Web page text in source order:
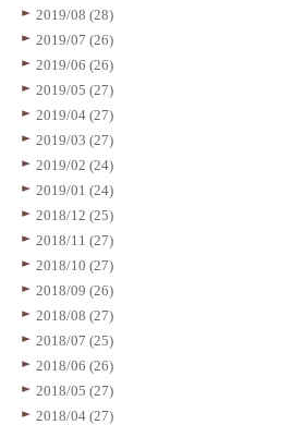
2019/08 (28)
2019/07 (26)
2019/06 (26)
2019/05 (27)
2019/04 (27)
2019/03 (27)
2019/02 (24)
2019/01 (24)
2018/12 (25)
2018/11 (27)
2018/10 (27)
2018/09 (26)
2018/08 (27)
2018/07 (25)
2018/06 (26)
2018/05 (27)
2018/04 (27)